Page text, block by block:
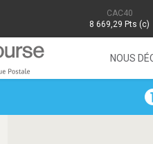
CAC40
8 669,29 Pts (c)
NOUS